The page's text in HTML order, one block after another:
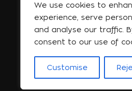
We use cookies to
experience, serve
and analyse our traffic.
consent to our use of
Customise
Ειδικές Προσφορές
Περισσότερα....